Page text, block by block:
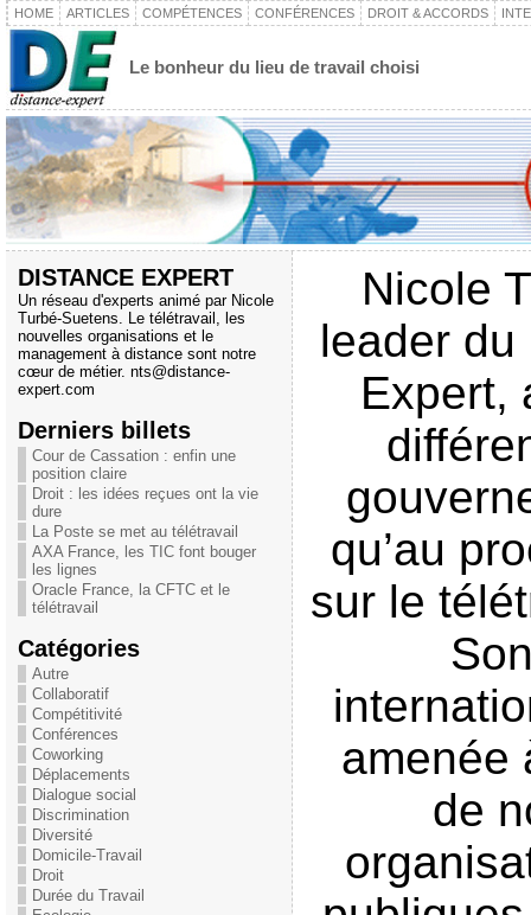
HOME ARTICLES COMPÉTENCES CONFÉRENCES DROIT & ACCORDS
Le bonheur du lieu de travail choisi
DISTANCE EXPERT
Un réseau d'experts animé par Nicole
Turbé-Suetens. Le télétravail, les
nouvelles organisations et le
management à distance sont notre
cœur de métier. nts@distance-
expert.com
Derniers billets
Cour de Cassation : enfin une
position claire
Droit : les idées reçues ont la vie
dure
La Poste se met au télétravail
AXA France, les TIC font bouger
les lignes
Oracle France, la CFTC et le
télétravail
Catégories
Autre
Collaboratif
Compétitivité
Conférences
Coworking
Déplacements
Dialogue social
Discrimination
Diversité
Domicile-Travail
Droit
Durée du Travail
Nicole
leader du
Expert,
qu’au
sur le
amenée
de